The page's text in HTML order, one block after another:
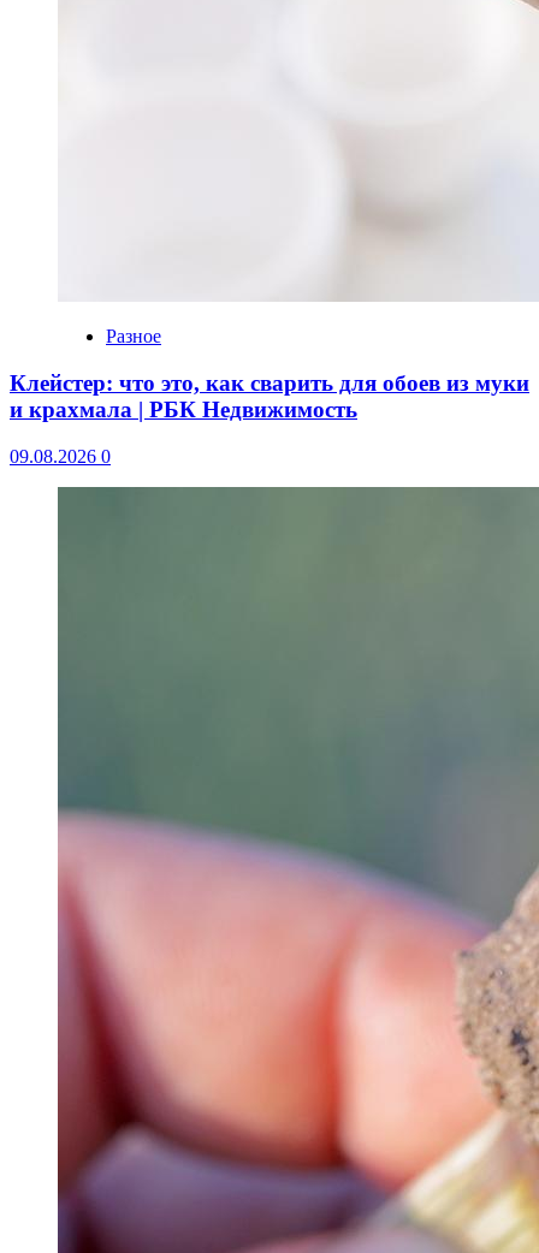
Разное
Клейстер: что это, как сварить для обоев из муки
и крахмала | РБК Недвижимость
09.08.2026 0